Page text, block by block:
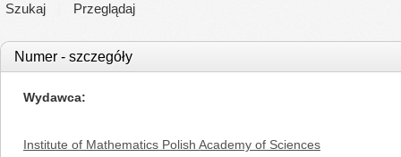
Szukaj Przeglądaj
Numer - szczegóły
Wydawca
Institute of Mathematics Polish Academy of Sciences